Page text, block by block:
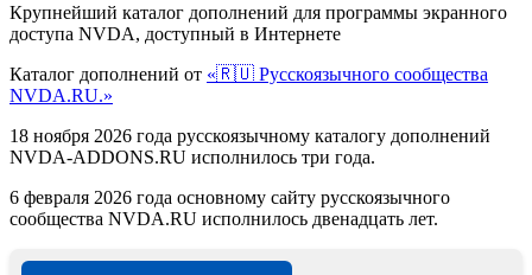
Крупнейший каталог дополнений для программы экранного
доступа NVDA, доступный в Интернете
Каталог дополнений от «🇷🇺 Русскоязычного сообщества
NVDA.RU.»
18 ноября 2026 года русскоязычному каталогу дополнений
NVDA-ADDONS.RU исполнилось три года.
6 февраля 2026 года основному сайту русскоязычного
сообщества NVDA.RU исполнилось двенадцать лет.